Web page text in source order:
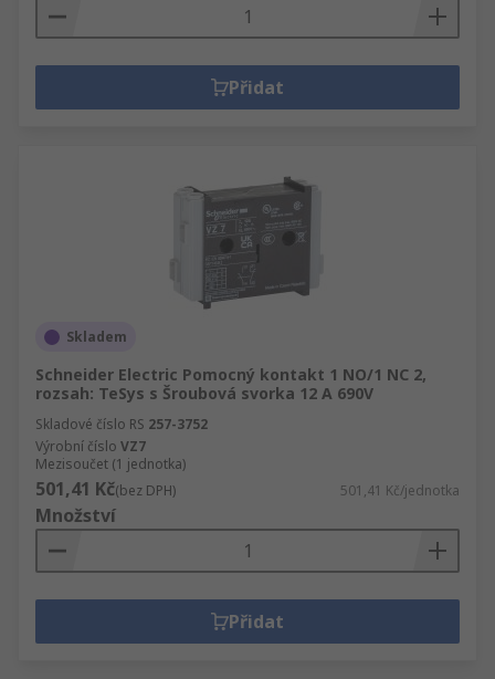
Přidat
Skladem
Schneider Electric Pomocný kontakt 1 NO/1 NC 2,
rozsah: TeSys s Šroubová svorka 12 A 690V
Skladové číslo RS 257-3752
Výrobní číslo VZ7
Mezisoučet (1 jednotka)
501,41 Kč(bez DPH) 501,41 Kč/jednotka
Množství
Přidat